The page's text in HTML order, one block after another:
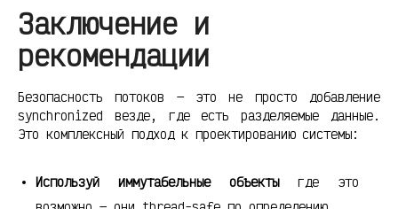
Заключение и
рекомендации
Безопасность потоков — это не просто добавление
synchronized везде, где есть разделяемые данные.
Это комплексный подход к проектированию системы:
Используй иммутабельные объектыгде это